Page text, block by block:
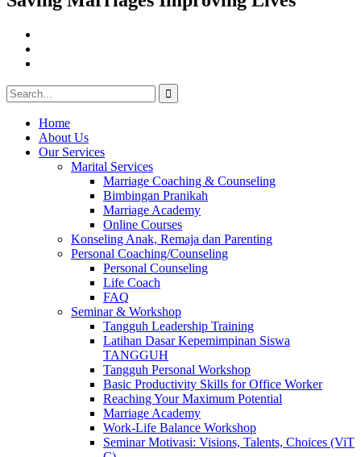
Search
for:
Home
About Us
Our Services
Marital Services
Marriage Coaching & Counseling
Bimbingan Pranikah
Marriage Academy
Online Courses
Konseling Anak, Remaja dan Parenting
Personal Coaching/Counseling
Personal Counseling
Life Coach
FAQ
Seminar & Workshop
Tangguh Leadership Training
Latihan Dasar Kepemimpinan Siswa
TANGGUH
Tangguh Personal Workshop
Basic Productivity Skills for Office Worker
Reaching Your Maximum Potential
Marriage Academy
Work-Life Balance Workshop
Seminar Motivasi: Visions, Talents, Choices (ViT